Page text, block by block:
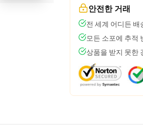
안전한 거래
전 세계 어디든 배
모든 소포에 추적
상품을 받지 못한